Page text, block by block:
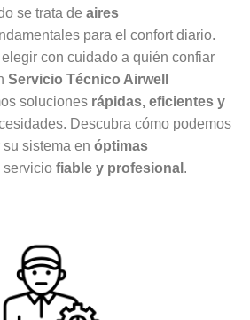
se trata de aires
para el confort diario.
con cuidado a quién confiar
Servicio Técnico Airwell
soluciones rápidas, eficientes y
Descubra cómo podemos
sistema en óptimas
servicio fiable y profesional .